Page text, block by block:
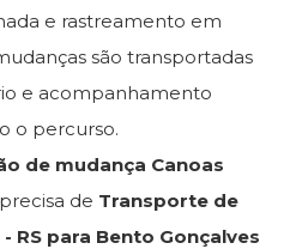
e rastreamento em
são transportadas
e acompanhamento
o percurso.
de mudança Canoas
de Transporte de
RS para Bento Gonçalves